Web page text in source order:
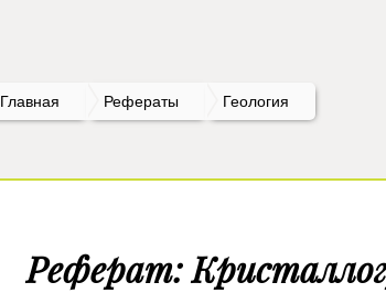
Главная Рефераты Геология
Реферат: